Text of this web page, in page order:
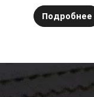
Подробнее